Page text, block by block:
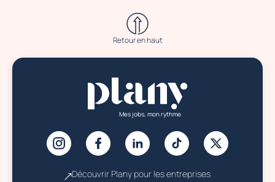
Retour en haut
Mes jobs, mon rythme
Découvrir Plany pour les entreprises